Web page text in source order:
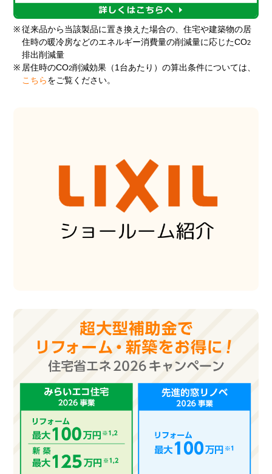
※ 従来品から当該製品に置き換えた場合の、住宅や建築物の居
住時の暖冷房などのエネルギー消費量の削減量に応じたCO2
排出削減量
※ 居住時のCO2削減効果（1台あたり）の算出条件については、
こちら をご覧ください。